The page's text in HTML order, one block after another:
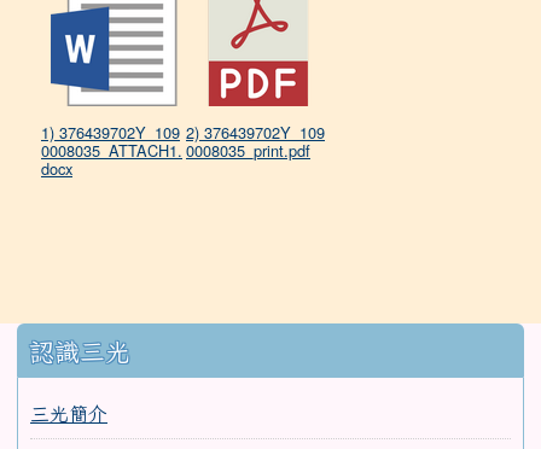
1) 376439702Y_109
0008035_ATTACH1.
docx
2) 376439702Y_109
0008035_print.pdf
::: 認識三光
三光簡介